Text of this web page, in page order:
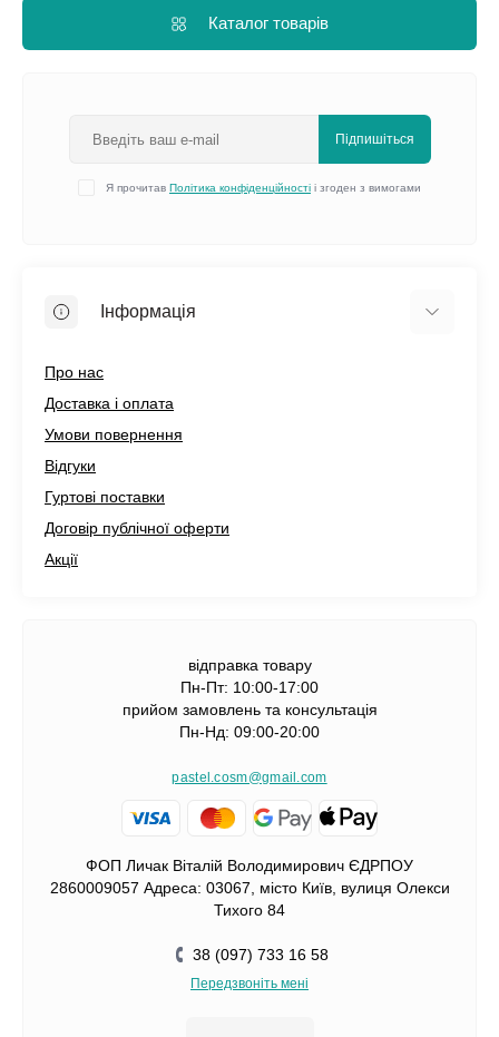
Каталог товарів
Підпишіться
Я прочитав Політика конфіденційності і згоден з вимогами
Інформація
Про нас
Доставка і оплата
Умови повернення
Відгуки
Гуртові поставки
Договір публічної оферти
Акції
відправка товару
Пн-Пт: 10:00-17:00
прийом замовлень та консультація
Пн-Нд: 09:00-20:00
pastel.cosm@gmail.com
ФОП Личак Віталій Володимирович ЄДРПОУ
2860009057 Адреса: 03067, місто Київ, вулиця Олекси
Тихого 84
38 (097) 733 16 58
Передзвоніть мені